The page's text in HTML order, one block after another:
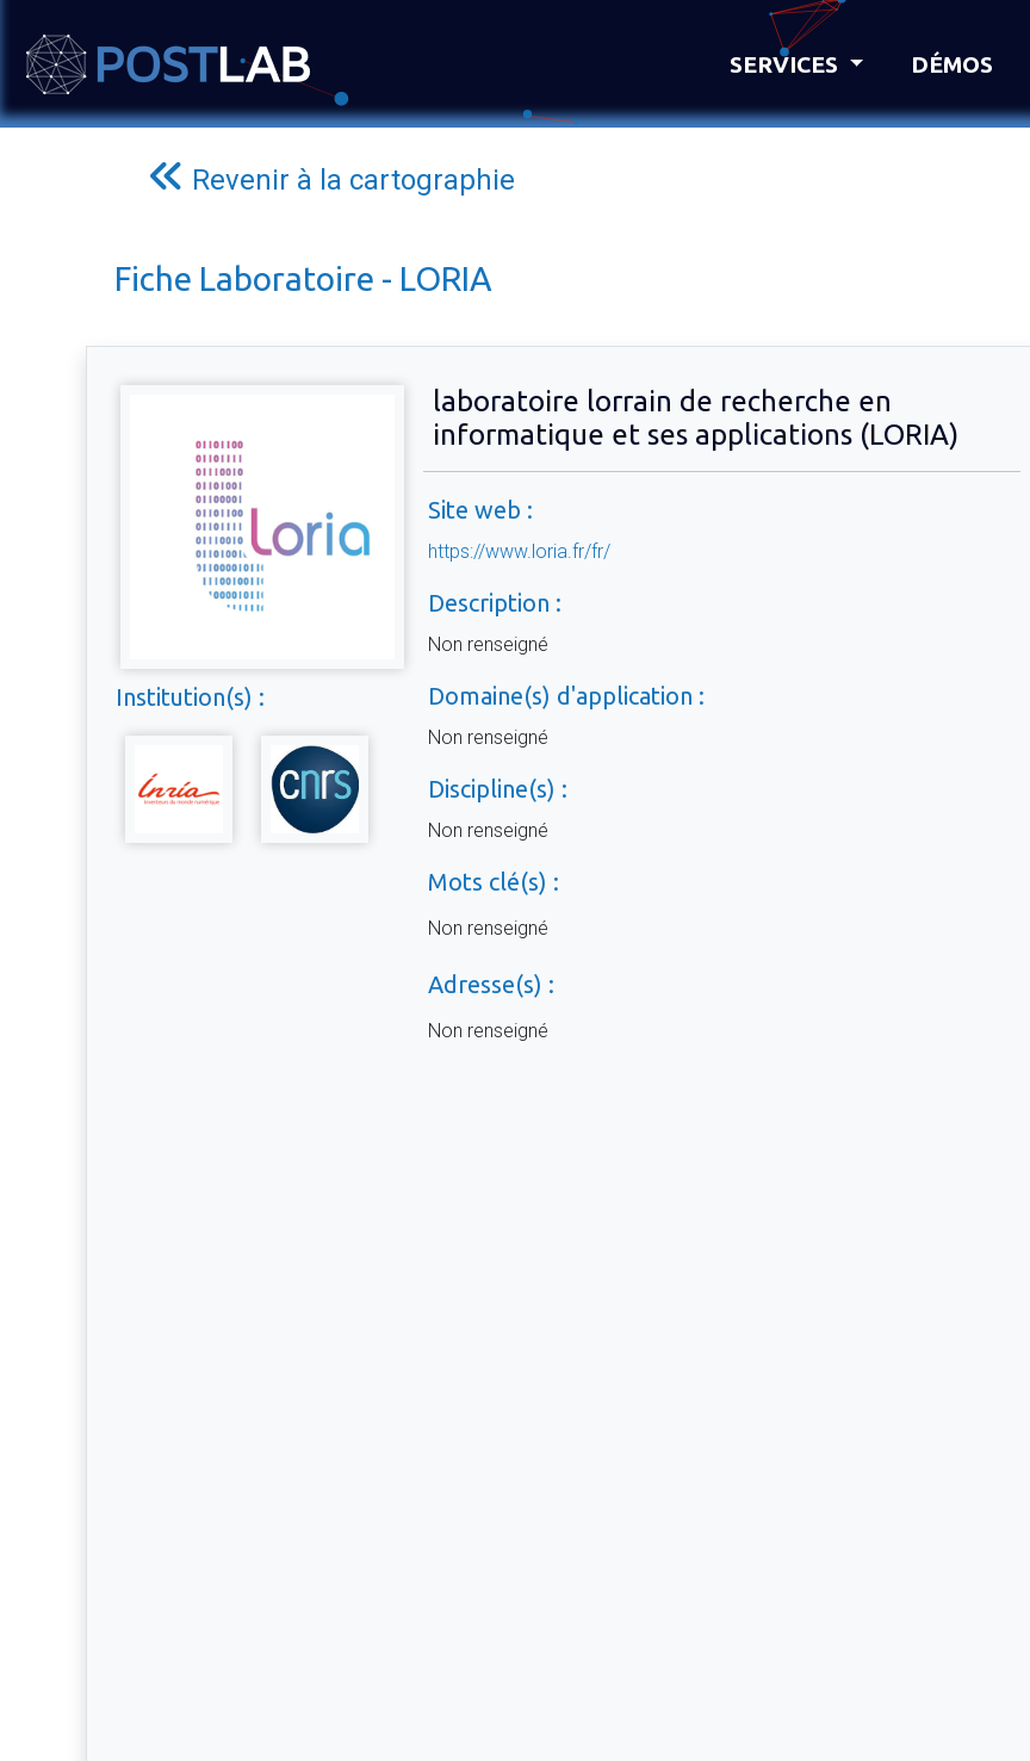
SERVICES DÉMOS
Revenir à la cartographie
Fiche Laboratoire - LORIA
Institution(s) :
laboratoire lorrain de recherche en
informatique et ses applications (LORIA)
Site web :
https://www.loria.fr/fr/
Description :
Non renseigné
Domaine(s) d'application :
Non renseigné
Discipline(s) :
Non renseigné
Mots clé(s) :
Non renseigné
Adresse(s) :
Non renseigné